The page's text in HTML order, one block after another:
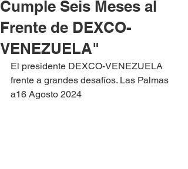
Cumple Seis Meses al
Frente de DEXCO-
VENEZUELA"
El presidente DEXCO-VENEZUELA
frente a grandes desafíos. Las Palmas
a16 Agosto 2024